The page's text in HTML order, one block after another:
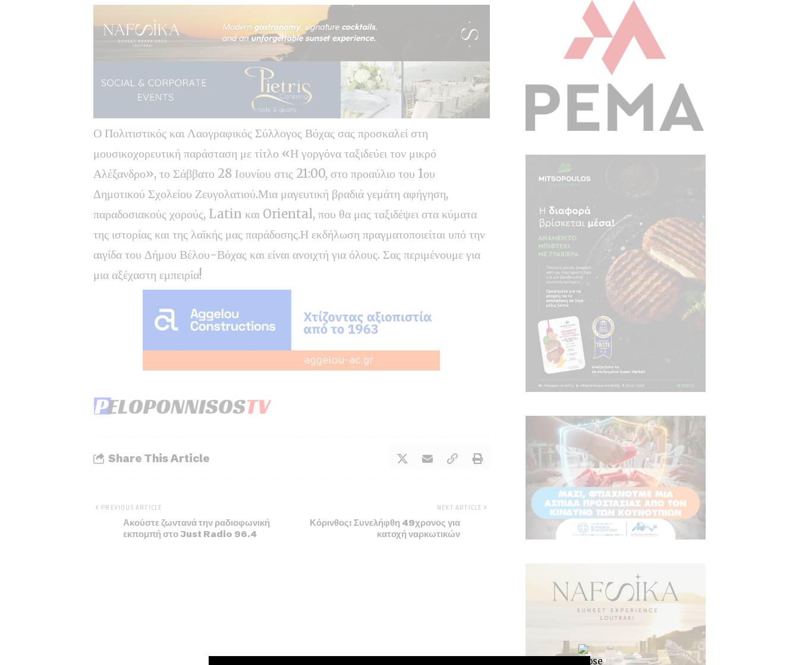
Ο Πολιτιστικός και Λαογραφικός Σύλλογος Βόχας σας προσκαλεί στη
μουσικοχορευτική παράσταση με τίτλο «Η γοργόνα ταξιδεύει τον μικρό
Αλέξανδρο», το Σάββατο 28 Ιουνίου στις 21:00, στο προαύλιο του 1ου
Δημοτικού Σχολείου Ζευγολατιού.Μια μαγευτική βραδιά γεμάτη αφήγηση,
παραδοσιακούς χορούς, Latin και Oriental, που θα μας ταξιδέψει στα κύματα
της ιστορίας και της λαϊκής μας παράδοσης.Η εκδήλωση πραγματοποιείται υπό την
αιγίδα του Δήμου Βέλου-Βόχας και είναι ανοιχτή για όλους. Σας περιμένουμε για
μια αξέχαστη εμπειρία!
Share This Article
PREVIOUS ARTICLE
Ακούστε ζωντανά την ραδιοφωνική
εκπομπή στο Just Radio 96.4
NEXT ARTICLE
Κόρινθος: Συνελήφθη 49χρονος για
κατοχή ναρκωτικών